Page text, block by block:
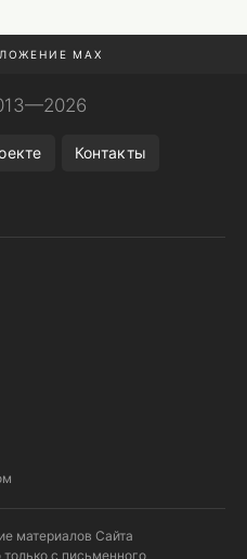
MAX
Контакты
материалов Сайта
с письменного